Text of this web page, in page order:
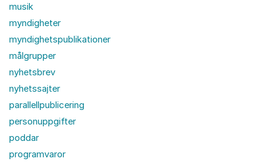
musik
myndigheter
myndighetspublikationer
målgrupper
nyhetsbrev
nyhetssajter
parallellpublicering
personuppgifter
poddar
programvaror